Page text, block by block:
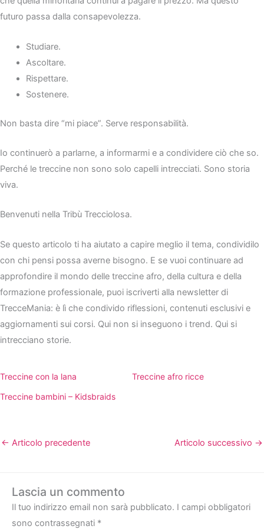
futuro passa dalla consapevolezza.
Studiare.
Ascoltare.
Rispettare.
Sostenere.
Non basta dire “mi piace”. Serve responsabilità.
Io continuerò a parlarne, a informarmi e a condividere ciò che so.
Perché le treccine non sono solo capelli intrecciati. Sono storia
viva.
Benvenuti nella Tribù Trecciolosa.
Se questo articolo ti ha aiutato a capire meglio il tema, condividilo
con chi pensi possa averne bisogno. E se vuoi continuare ad
approfondire il mondo delle treccine afro, della cultura e della
formazione professionale, puoi iscriverti alla newsletter di
TrecceMania: è lì che condivido riflessioni, contenuti esclusivi e
aggiornamenti sui corsi. Qui non si inseguono i trend. Qui si
intrecciano storie.
Treccine con la lana
Treccine afro ricce
Treccine bambini – Kidsbraids
← Articolo precedente Articolo successivo →
Lascia un commento
Il tuo indirizzo email non sarà pubblicato. I campi obbligatori
sono contrassegnati *